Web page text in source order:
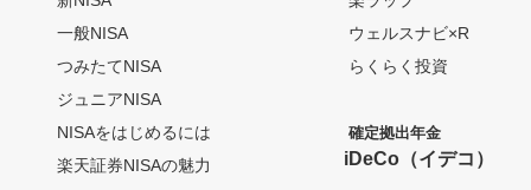
一般NISA
つみたてNISA
ジュニアNISA
NISAをはじめるには
楽天証券NISAの魅力
ウェルスナビ×R
らくらく投資
確定拠出年金
iDeCo（イデコ）